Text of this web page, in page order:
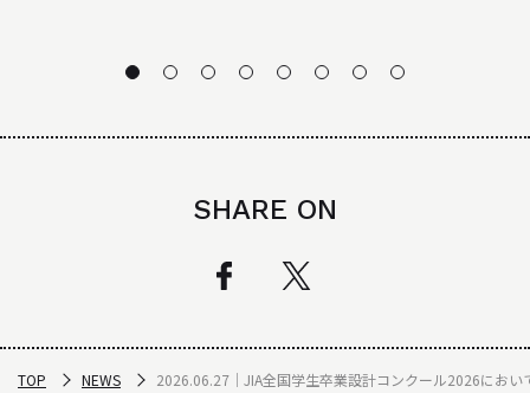
SHARE ON
TOP NEWS 2026.06.27｜JIA全国学生卒業設計コンクール2026において